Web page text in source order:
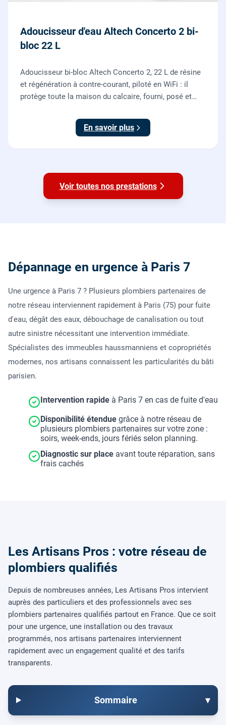
Adoucisseur d'eau Altech Concerto 2 bi-
bloc 22 L
Adoucisseur bi-bloc Altech Concerto 2, 22 L de résine
et régénération à contre-courant, piloté en WiFi : il
protège toute la maison du calcaire, fourni, posé et
En savoir plus
Voir toutes nos prestations
Dépannage en urgence à Paris 7
Une urgence à Paris 7 ? Plusieurs plombiers partenaires de
notre réseau interviennent rapidement à Paris (75) pour fuite
d'eau, dégât des eaux, débouchage de canalisation ou tout
autre sinistre nécessitant une intervention immédiate.
Spécialistes des immeubles haussmanniens et copropriétés
modernes, nos artisans connaissent les particularités du bâti
parisien.
Intervention rapide à Paris 7 en cas de fuite d'eau
Disponibilité étendue grâce à notre réseau de
plusieurs plombiers partenaires sur votre zone :
soirs, week-ends, jours fériés selon planning.
Diagnostic sur place avant toute réparation, sans
frais cachés
Les Artisans Pros : votre réseau de
plombiers qualifiés
Depuis de nombreuses années, Les Artisans Pros intervient
auprès des particuliers et des professionnels avec ses
plombiers partenaires qualifiés partout en France. Que ce soit
pour une urgence, une installation ou des travaux
programmés, nos artisans partenaires interviennent
rapidement avec un engagement qualité et des tarifs
transparents.
Sommaire ▾